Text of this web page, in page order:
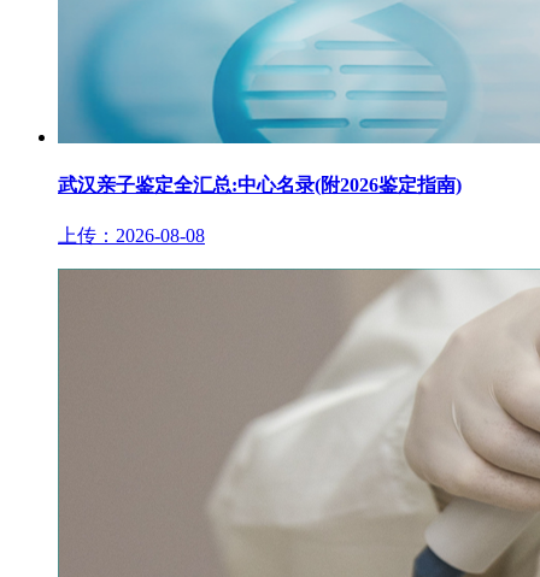
武汉亲子鉴定全汇总:中心名录(附2026鉴定指南)
上传：2026-08-08